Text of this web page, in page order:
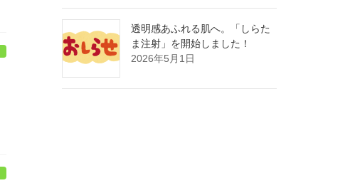
透明感あふれる肌へ。「しらた
ま注射」を開始しました！
2026年5月1日